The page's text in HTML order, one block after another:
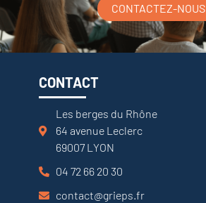
CONTACTEZ-NOUS
CONTACT
Les berges du Rhône
64 avenue Leclerc
69007 LYON
04 72 66 20 30
contact@grieps.fr